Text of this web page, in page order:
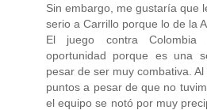
Sin embargo, me gustaría que
serio a Carrillo porque lo de la
El juego contra
oportunidad porque es una
pesar de ser muy combativa.
puntos a pesar de que no
el equipo se notó por muy